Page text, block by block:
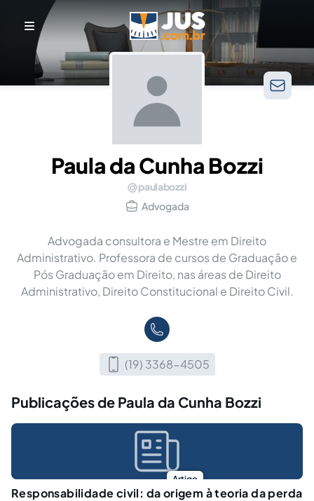
Paula da Cunha Bozzi
paulabozzi
Advogada
Advogada consultora e Mestre em Direito
Administrativo. Professora de cursos de Graduação e
Pós Graduação em Direito, nas áreas de Direito
Administrativo, Direito Constitucional e Direito Civil.
(19) 3368-4505
Publicações de Paula da Cunha Bozzi
Artigo
Responsabilidade civil: da origem à teoria da perda